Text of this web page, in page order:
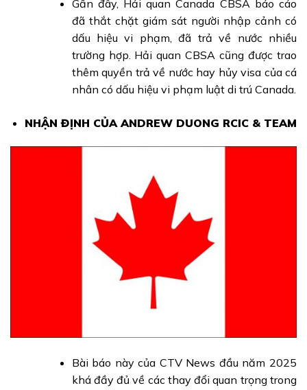
Gần đây, Hải quan Canada CBSA báo cáo
đã thắt chặt giám sát người nhập cảnh có
dấu hiệu vi phạm, đã trả về nước nhiều
trường hợp. Hải quan CBSA cũng được trao
thêm quyền trả về nước hay hủy visa của cá
nhân có dấu hiệu vi phạm luật di trú Canada.
NHẬN ĐỊNH CỦA ANDREW DUONG RCIC & TEAM
Bài báo này của CTV News đầu năm 2025
khá đầy đủ về các thay đổi quan trọng trong